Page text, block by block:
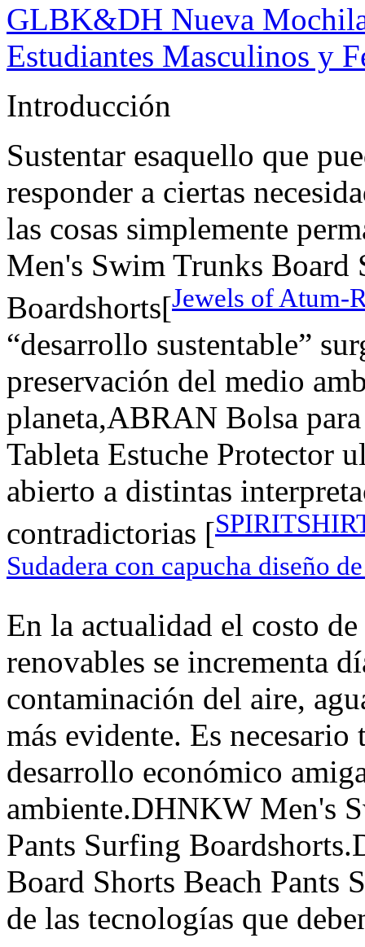
GLBK&DH Nueva
Estudiantes Masculinos y
Introducción
Sustentar esaquello que
responder a ciertas
las cosas simplemente
Men's Swim Trunks Board
Boardshorts[Jewels of Atum-
“desarrollo sustentable”
preservación del medio
planeta,ABRAN Bolsa
Tableta Estuche Protector
abierto a distintas
contradictorias [
Sudadera con capucha diseño
En la actualidad el costo
renovables se incrementa
contaminación del aire,
más evidente. Es
desarrollo económico
ambiente.DHNKW Men's
Pants Surfing
Board Shorts Beach Pants
de las tecnologías que